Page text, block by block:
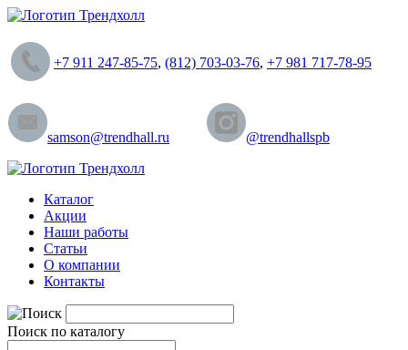
+7 911 247-85-75, (812) 703-03-76, +7 981 717-78-95
samson@trendhall.ru @trendhallspb
Каталог
Акции
Наши работы
Статьи
О компании
Контакты
Поиск по каталогу